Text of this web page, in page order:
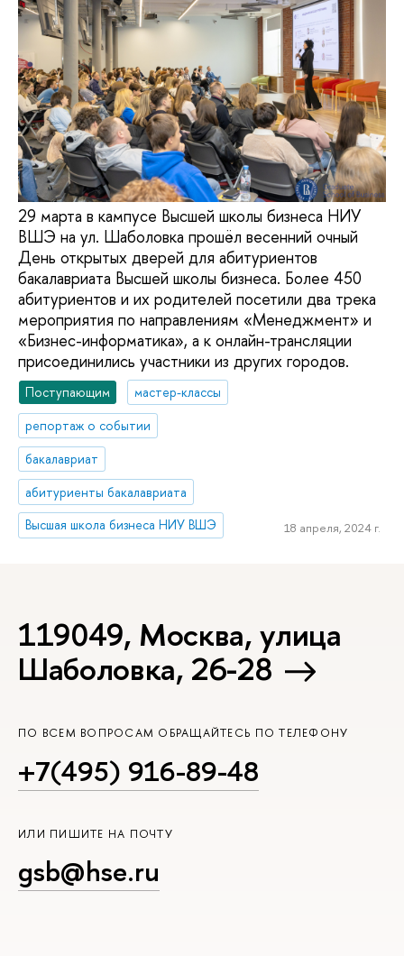
29 марта в кампусе Высшей школы бизнеса НИУ
ВШЭ на ул. Шаболовка прошёл весенний очный
День открытых дверей для абитуриентов
бакалавриата Высшей школы бизнеса. Более 450
абитуриентов и их родителей посетили два трека
мероприятия по направлениям «Менеджмент» и
«Бизнес-информатика», а к онлайн-трансляции
присоединились участники из других городов.
Поступающим
мастер-классы
репортаж о событии
бакалавриат
абитуриенты бакалавриата
Высшая школа бизнеса НИУ ВШЭ
18 апреля, 2024 г.
119049, Москва, улица
Шаболовка, 26-28
ПО ВСЕМ ВОПРОСАМ ОБРАЩАЙТЕСЬ ПО ТЕЛЕФОНУ
+7(495) 916-89-48
ИЛИ ПИШИТЕ НА ПОЧТУ
gsb@hse.ru